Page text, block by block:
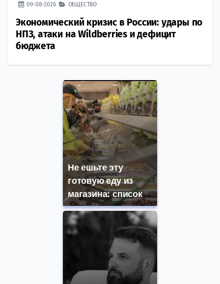
09-08-2026 ОБЩЕСТВО
Экономический кризис в России: удары по
НПЗ, атаки на Wildberries и дефицит
бюджета
Не ешьте эту
готовую еду из
магазина: список